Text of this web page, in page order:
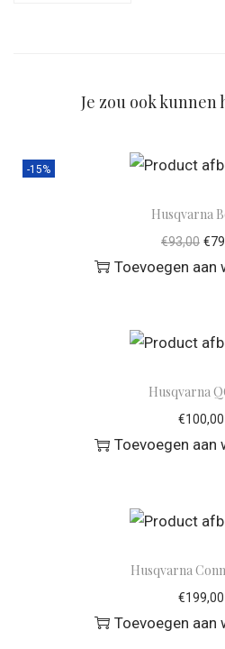
Je zou ook kunnen
-15%
Husqvarna
€93,00 €
Toevoegen aan
Husqvarna
€100,00
Toevoegen aan
Husqvarna
€199,00
Toevoegen aan